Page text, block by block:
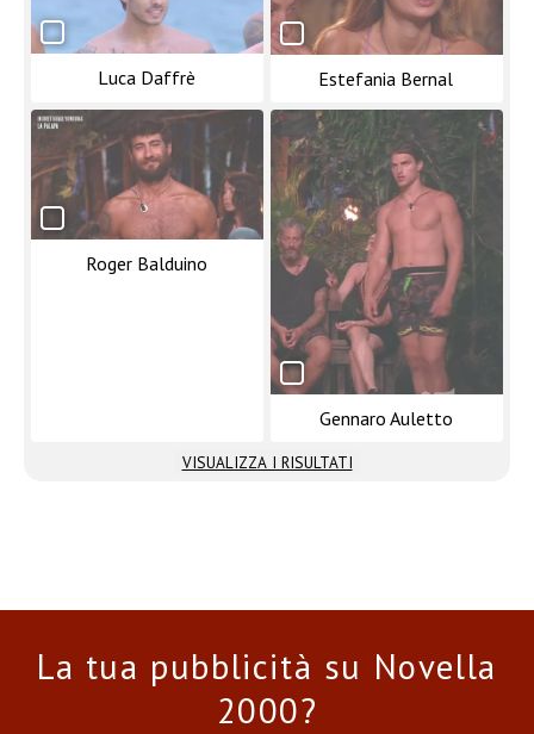
Luca Daffrè Estefania Bernal
Roger Balduino
Gennaro Auletto
VISUALIZZA I RISULTATI
La tua pubblicità su Novella
2000?